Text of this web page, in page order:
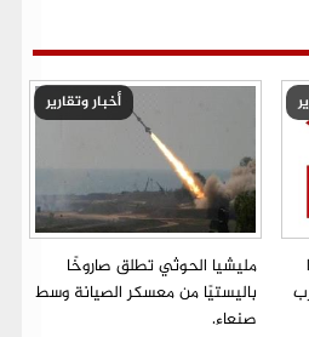
أخبار وتقارير
مليشيا الحوثي تطلق صاروخًا
باليستيًا من معسكر الصيانة وسط
صنعاء.